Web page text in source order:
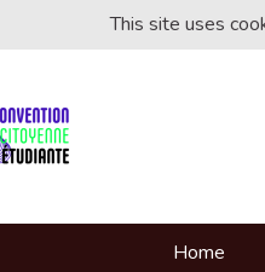
This site uses
Home